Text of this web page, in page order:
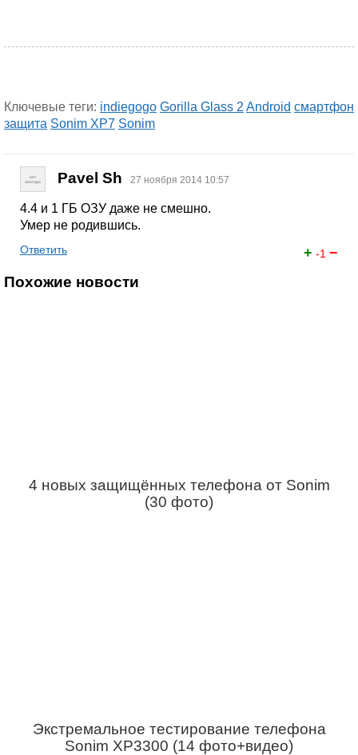
Ключевые теги: indiegogo Gorilla Glass 2 Android смартфон
защита Sonim XP7 Sonim
Pavel Sh 27 ноября 2014 10:57
4.4 и 1 ГБ ОЗУ даже не смешно.
Умер не родившись.
+ -1 −
Ответить
Похожие новости
4 новых защищённых телефона от Sonim
(30 фото)
Экстремальное тестирование телефона
Sonim XP3300 (14 фото+видео)